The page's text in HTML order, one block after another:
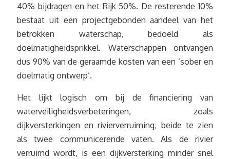
40% bijdragen en het Rijk 50%. De resterende 10%
bestaat uit een projectgebonden aandeel van het
betrokken waterschap, bedoeld als
doelmatigheidsprikkel. Waterschappen ontvangen
dus 90% van de geraamde kosten van een ‘sober en
doelmatig ontwerp’.
Het lijkt logisch om bij de financiering van
waterveiligheidsverbeteringen, zoals
dijkversterkingen en rivierverruiming, beide te zien
als twee communicerende vaten. Als de rivier
verruimd wordt, is een dijkversterking minder snel